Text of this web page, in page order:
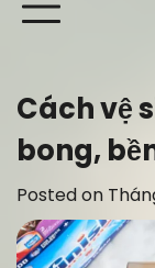
Cách vệ
bong,
Posted on